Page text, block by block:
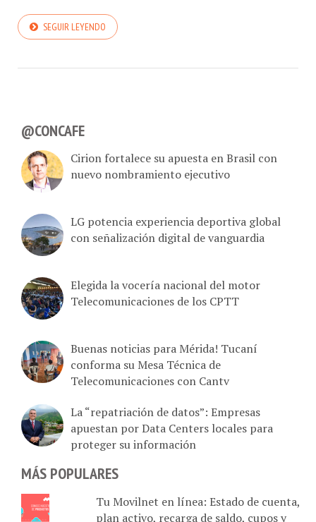
SEGUIR LEYENDO
@CONCAFE
Cirion fortalece su apuesta en Brasil con
nuevo nombramiento ejecutivo
LG potencia experiencia deportiva global
con señalización digital de vanguardia
Elegida la vocería nacional del motor
Telecomunicaciones de los CPTT
Buenas noticias para Mérida! Tucaní
conforma su Mesa Técnica de
Telecomunicaciones con Cantv
La “repatriación de datos”: Empresas
apuestan por Data Centers locales para
proteger su información
MÁS POPULARES
Tu Movilnet en línea: Estado de cuenta,
plan activo, recarga de saldo, cupos y